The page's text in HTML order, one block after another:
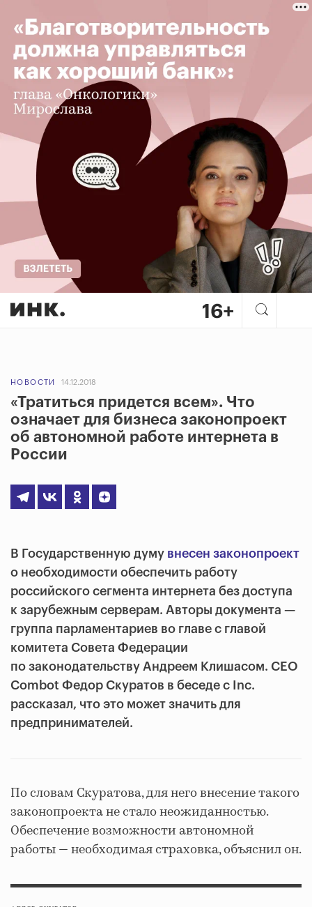
НОВОСТИ 14.12.2018
«Тратиться придется всем». Что
означает для бизнеса законопроект
об автономной работе интернета в
России
В Государственную думу внесен законопроект
о необходимости обеспечить работу
российского сегмента интернета без доступа
к зарубежным серверам. Авторы документа —
группа парламентариев во главе с главой
комитета Совета Федерации
по законодательству Андреем Клишасом. СЕО
Combot Федор Скуратов в беседе с Inc.
рассказал, что это может значить для
предпринимателей.
По словам Скуратова, для него внесение такого
законопроекта не стало неожиданностью.
Обеспечение возможности автономной
работы — необходимая страховка, объяснил он.